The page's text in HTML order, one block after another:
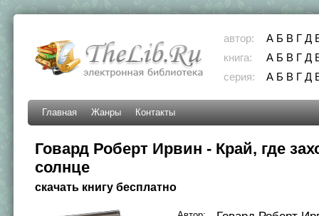
автор: А Б В Г Д
книга:
А Б В Г Д
серия:
А Б В Г Д
Главная Жанры Контакты
Говард Роберт Ирвин - Край, где
солнце
скачать книгу бесплатно